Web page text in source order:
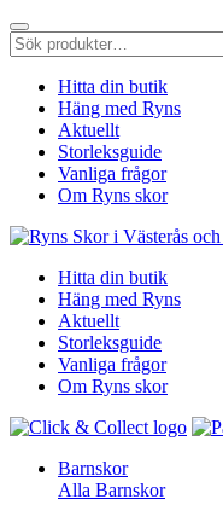
Sök
efter:
Hitta din butik
Häng med Ryns
Aktuellt
Storleksguide
Vanliga frågor
Om Ryns skor
Hitta din butik
Häng med Ryns
Aktuellt
Storleksguide
Vanliga frågor
Om Ryns skor
Barnskor
Alla Barnskor